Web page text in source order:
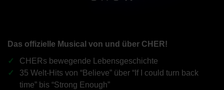
Das offizielle Musical von und über CHER!
CHERs bewegende Lebensgeschichte
35 Welt-Hits von “Believe” über “If I could turn back
time” bis “Strong Enough”